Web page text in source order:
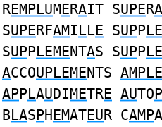
REMPLUMERAIT SUPER
SUPERFAMILLE SUPP
SUPPLEMENTAS SUPP
ACCOUPLEMENTS AMPLE
APPLAUDIMETRE AUTOP
BLASPHEMATEUR CAMP